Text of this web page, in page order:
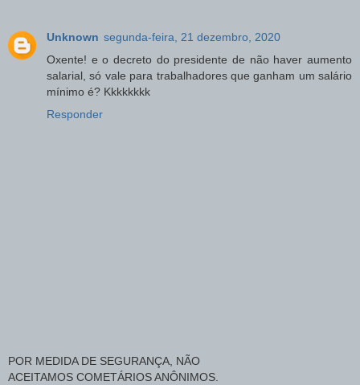
Unknown segunda-feira, 21 dezembro, 2020
Oxente! e o decreto do presidente de não haver aumento
salarial, só vale para trabalhadores que ganham um salário
mínimo é? Kkkkkkkk
Responder
POR MEDIDA DE SEGURANÇA, NÃO
ACEITAMOS COMETÁRIOS ANÔNIMOS.